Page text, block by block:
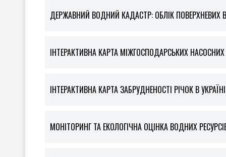
ДЕРЖАВНИЙ ВОДНИЙ КАДАСТР: ОБЛІК ПОВЕРХНЕВИХ
ІНТЕРАКТИВНА КАРТА МІЖГОСПОДАРСЬКИХ
ІНТЕРАКТИВНА КАРТА ЗАБРУДНЕНОСТІ РІЧОК В УКРАЇНІ
МОНІТОРИНГ ТА ЕКОЛОГІЧНА ОЦІНКА ВОДНИХ